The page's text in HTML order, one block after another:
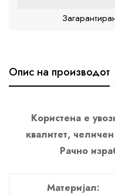
Опис на производот
Користена е
квалитет,
Рачно
Материјал: